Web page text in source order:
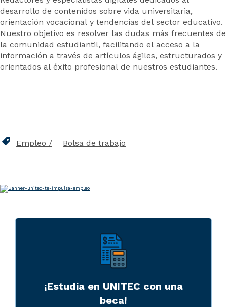
desarrollo de contenidos sobre vida universitaria,
orientación vocacional y tendencias del sector educativo.
Nuestro objetivo es resolver las dudas más frecuentes de
la comunidad estudiantil, facilitando el acceso a la
información a través de artículos ágiles, estructurados y
orientados al éxito profesional de nuestros estudiantes.
Empleo Bolsa de trabajo
¡Estudia en UNITEC con una
beca!